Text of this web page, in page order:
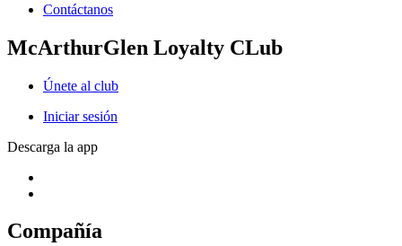
Contáctanos
McArthurGlen Loyalty CLub
Únete al club
Iniciar sesión
Descarga la app
Compañía